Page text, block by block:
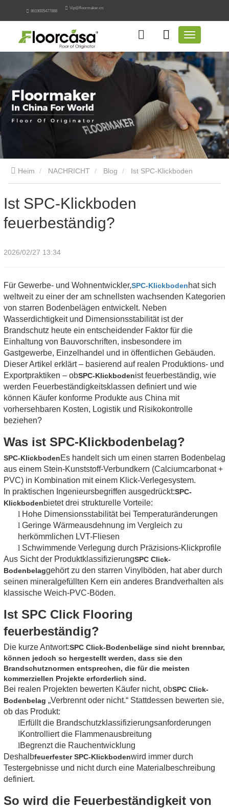
8619005477888
Vip@floormaker.cn
Heim NACHRICHT Blog
Ist SPC-Klickboden
feuerbeständig?
2026/02/27 13:34
Für Gewerbe- und Wohnentwickler,SPC-Klickbodenhat sich
weltweit zu einer der am schnellsten wachsenden Kategorien
von starren Bodenbelägen entwickelt. Neben
Wasserdichtigkeit und Dimensionsstabilität ist der
Brandschutz heute ein entscheidender Faktor für die
Einhaltung von Bauvorschriften, insbesondere im
Gastgewerbe, Einzelhandel und in öffentlichen Gebäuden.
Dieser Artikel erklärt – basierend auf realen Produktions- und
Exportpraktiken – obSPC-Klickbodenist feuerbeständig, wie
werden Feuerbeständigkeitsklassen definiert und wie
können Käufer konforme Produkte aus China mit
vorhersehbaren Kosten, Logistik und Risikokontrolle
beziehen?
Was ist SPC-Klickbodenbelag?
SPC-KlickbodenEs handelt sich um einen starren Bodenbelag
aus einem Stein-Kunststoff-Verbundkern (Calciumcarbonat +
PVC) in Kombination mit einem Klick-Verlegesystem.
In praktischen Ingenieursbegriffen ausgedrückt:SPC-
Klickbodenbietet drei strukturelle Vorteile:
l Hohe Dimensionsstabilität bei Temperaturänderungen
l Geringe Wärmeausdehnung im Vergleich zu
herkömmlichen LVT-Fliesen
l Schwimmende Verlegung durch Präzisions-Klickprofile
Aus Sicht der ProduktklassifizierungSPC Click-
Bodenbelaggehört zu den starren Vinylböden, hat aber durch
seinen mineralgefüllten Kern ein anderes Brandverhalten als
klassische Weich-PVC-Böden.
Ist SPC Click Flooring
feuerbeständig?
Die kurze Antwort:SPC Click-Bodenbeläge sind nicht brennbar,
können jedoch so hergestellt werden, dass sie den
Brandschutznormen entsprechen, die für die meisten
kommerziellen Projekte erforderlich sind.
Bei realen Projekten bewerten Käufer nicht, obSPC Click-
Bodenbelag „Verbrennt oder nicht.“ Stattdessen bewerten sie,
ob das Produkt:
lErfüllt die Brandschutzklassifizierungsanforderungen
lKontrolliert die Flammenausbreitung
lBegrenzt die Rauchentwicklung
Deshalbfeuerfester SPC-Klickbodenwird immer durch
Testergebnisse und nicht durch eine Materialbeschreibung
definiert.
So wird die Feuerbeständigkeit von